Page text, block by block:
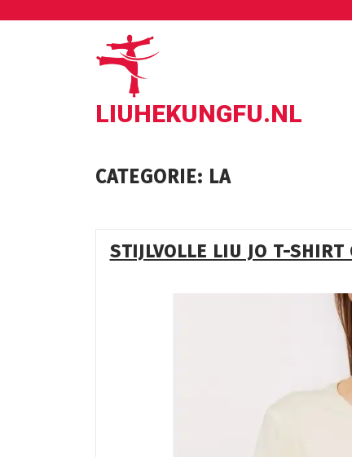
LIUHEKUNGFU.NL
CATEGORIE: LA
STIJLVOLLE LIU JO T-SHIRT